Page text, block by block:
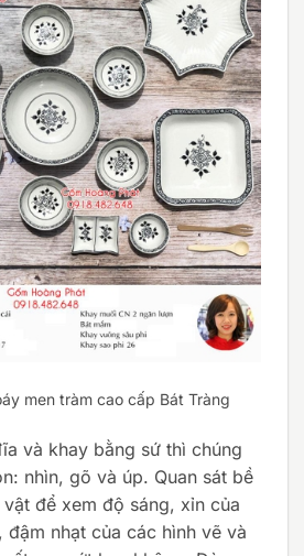
men tràm cao cấp Bát Tràng
và khay bằng sứ thì chúng
nhìn, gõ và úp. Quan sát bề
để xem độ sáng, xỉn của
đậm nhạt của các hình vẽ và